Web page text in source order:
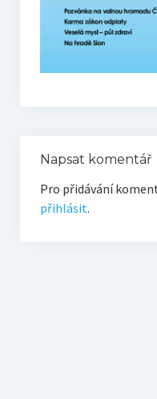
Napsat komentář
Pro přidávání
přihlásit.